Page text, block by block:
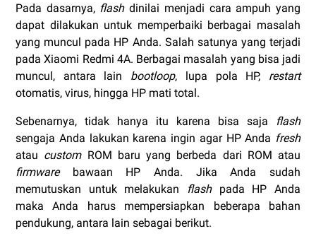
Pada dasarnya, flashdinilai menjadi cara ampuh yang
dapat dilakukan untuk memperbaiki berbagai masalah
yang muncul pada HP Anda. Salah satunya yang terjadi
pada Xiaomi Redmi 4A. Berbagai masalah yang bisa jadi
muncul, antara lain bootloop, lupa pola HP, restart
otomatis, virus, hingga HP mati total.
Sebenarnya, tidak hanya itu karena bisa saja
flash
sengaja Anda lakukan karena ingin agar HP Anda fresh
atau customROM baru yang berbeda dari ROM atau
firmware
bawaan HP Anda. Jika Anda sudah
memutuskan untuk melakukan
flash pada HP Anda
maka Anda harus mempersiapkan beberapa bahan
pendukung, antara lain sebagai berikut.